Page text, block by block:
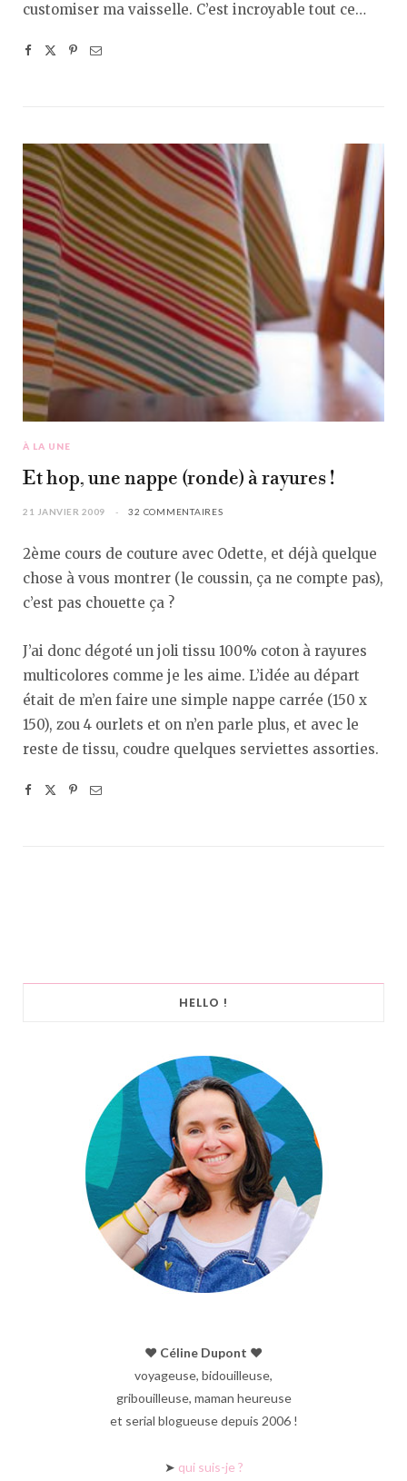
customiser ma vaisselle. C’est incroyable tout ce…
À LA UNE
Et hop, une nappe (ronde) à rayures !
21 JANVIER 2009 32 COMMENTAIRES
2ème cours de couture avec Odette, et déjà quelque
chose à vous montrer (le coussin, ça ne compte pas),
c’est pas chouette ça ?
J’ai donc dégoté un joli tissu 100% coton à rayures
multicolores comme je les aime. L’idée au départ
était de m’en faire une simple nappe carrée (150 x
150), zou 4 ourlets et on n’en parle plus, et avec le
reste de tissu, coudre quelques serviettes assorties.
HELLO !
♥︎ Céline Dupont ♥︎
voyageuse, bidouilleuse,
gribouilleuse, maman heureuse
et serial blogueuse depuis 2006 !
➤ qui suis-je ?